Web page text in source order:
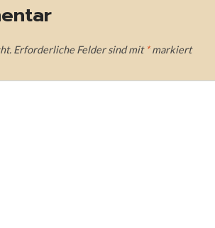
Erforderliche Felder sind mit*markiert